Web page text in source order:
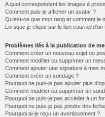
A quoi correspondent les images à
Comment puis-je afficher un avatar ?
Qu’est-ce que mon rang et comment le
Lorsque je clique sur le lien courrield’un
Problèmes liés à la publication de
Comment créer un nouveau sujet ou
Comment modifier ou supprimer un
Comment ajouter une signature à mes
Comment créer un sondage ?
Pourquoi ne puis-je pas ajouter plus
Comment modifier ou supprimer un
Pourquoi ne puis-je pas accéder à un
Pourquoi ne puis-je pas joindre des
Pourquoi ai-je reçu un avertissement ?